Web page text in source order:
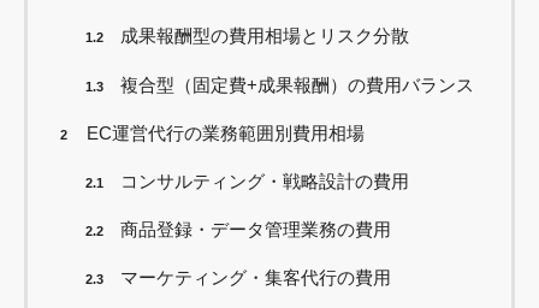
1.2 成果報酬型の費用相場とリスク分散
1.3 複合型（固定費+成果報酬）の費用バランス
2 EC運営代行の業務範囲別費用相場
2.1 コンサルティング・戦略設計の費用
2.2 商品登録・データ管理業務の費用
2.3 マーケティング・集客代行の費用